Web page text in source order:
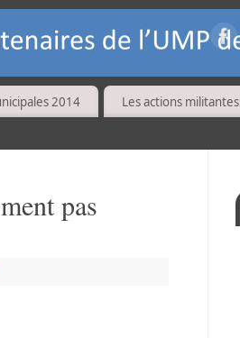
2014
Les actions militantes
pas